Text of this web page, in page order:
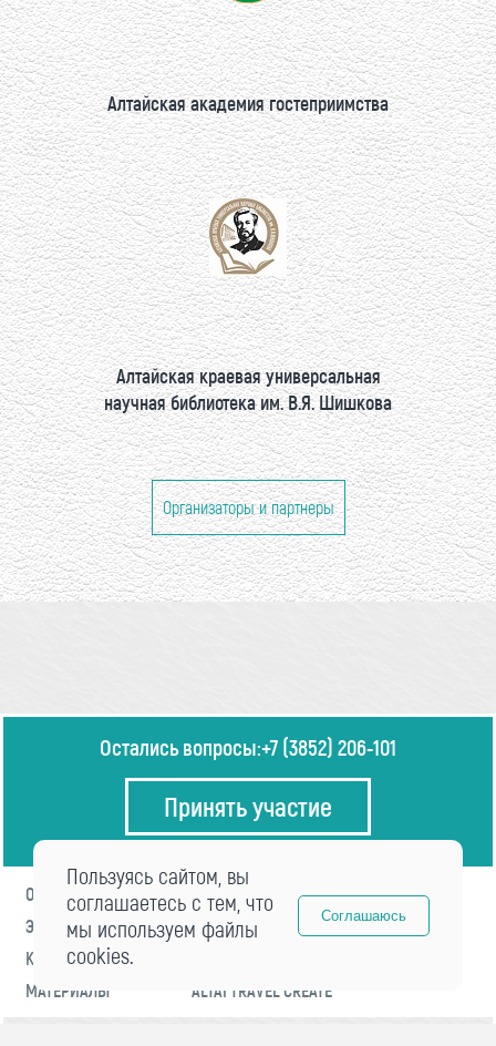
Алтайская академия гостеприимства
Алтайская краевая универсальная
научная библиотека им. В.Я. Шишкова
Организаторы и партнеры
Остались вопросы:+7 (3852) 206-101
Принять участие
О ФОРУМЕ
ПРОГРАММА
ЭКСПЕРТЫ
НОВОСТИ
КОНТАКТЫ
МАТЕРИАЛЫ
ALTAI TRAVEL CREATE
Пользуясь сайтом, вы
соглашаетесь с тем, что
мы используем файлы
cookies.
Соглашаюсь